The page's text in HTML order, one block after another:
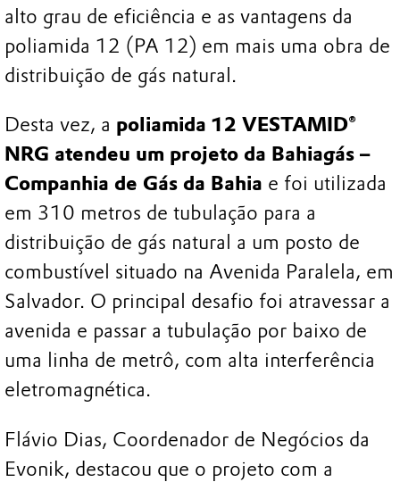
alto grau de eficiência e as vantagens da
poliamida 12 (PA 12) em mais uma obra de
distribuição de gás natural.
Desta vez, a poliamida 12 VESTAMID®
NRG atendeu um projeto da Bahiagás –
Companhia de Gás da Bahia e foi utilizada
em 310 metros de tubulação para a
distribuição de gás natural a um posto de
combustível situado na Avenida Paralela, em
Salvador. O principal desafio foi atravessar a
avenida e passar a tubulação por baixo de
uma linha de metrô, com alta interferência
eletromagnética.
Flávio Dias, Coordenador de Negócios da
Evonik, destacou que o projeto com a